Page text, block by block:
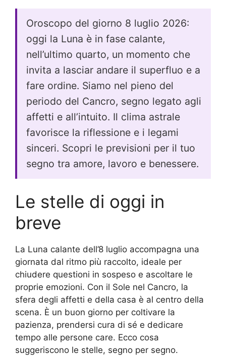
Oroscopo del giorno 8 luglio 2026:
oggi la Luna è in fase calante,
nell’ultimo quarto, un momento che
invita a lasciar andare il superfluo e a
fare ordine. Siamo nel pieno del
periodo del Cancro, segno legato agli
affetti e all’intuito. Il clima astrale
favorisce la riflessione e i legami
sinceri. Scopri le previsioni per il tuo
segno tra amore, lavoro e benessere.
Le stelle di oggi in
breve
La Luna calante dell’8 luglio accompagna una
giornata dal ritmo più raccolto, ideale per
chiudere questioni in sospeso e ascoltare le
proprie emozioni. Con il Sole nel Cancro, la
sfera degli affetti e della casa è al centro della
scena. È un buon giorno per coltivare la
pazienza, prendersi cura di sé e dedicare
tempo alle persone care. Ecco cosa
suggeriscono le stelle, segno per segno.